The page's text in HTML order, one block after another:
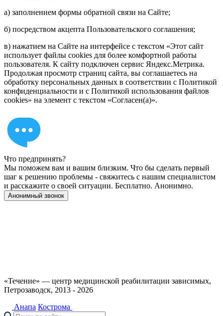
а) заполнением формы обратной связи на Сайте;
б) посредством акцепта Пользовательского соглашения;
в) нажатием на Сайте на интерфейсе с текстом «Этот сайт
использует файлы cookies для более комфортной работы
пользователя. К сайту подключен сервис Яндекс.Метрика.
Продолжая просмотр страниц сайта, вы соглашаетесь на
обработку персональных данных в соответствии с Политикой
конфиденциальности и с Политикой использования файлов
cookies» на элемент с текстом «Согласен(а)».
Что предпринять?
Мы поможем вам и вашим близким. Что бы сделать первый
шаг к решению проблемы - свяжитесь с нашим специалистом
и расскажите о своей ситуации. Бесплатно. Анонимно.
Анонимный звонок
«Течение» — центр медицинской реабилитации зависимых,
Петрозаводск, 2013 - 2026
Анапа Кострома